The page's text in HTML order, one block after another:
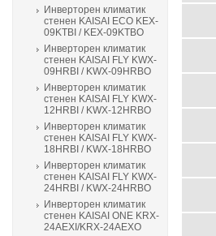
Инверторен климатик
стенен KAISAI ECO KEX-
09KTBI / KEX-09KTBO
Инверторен климатик
стенен KAISAI FLY KWX-
09HRBI / KWX-09HRBO
Инверторен климатик
стенен KAISAI FLY KWX-
12HRBI / KWX-12HRBO
Инверторен климатик
стенен KAISAI FLY KWX-
18HRBI / KWX-18HRBO
Инверторен климатик
стенен KAISAI FLY KWX-
24HRBI / KWX-24HRBO
Инверторен климатик
стенен KAISAI ONE KRX-
24AEXI/KRX-24AEXO